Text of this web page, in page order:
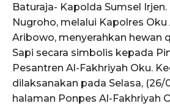
Baturaja- Kapolda Sumsel Irjen.
Nugroho, melalui Kapolres
Aribowo, menyerahkan hewan
Sapi secara simbolis kepada
Pesantren Al-Fakhriyah Oku.
dilaksanakan pada Selasa, (26/
halaman Ponpes Al-Fakhriyah